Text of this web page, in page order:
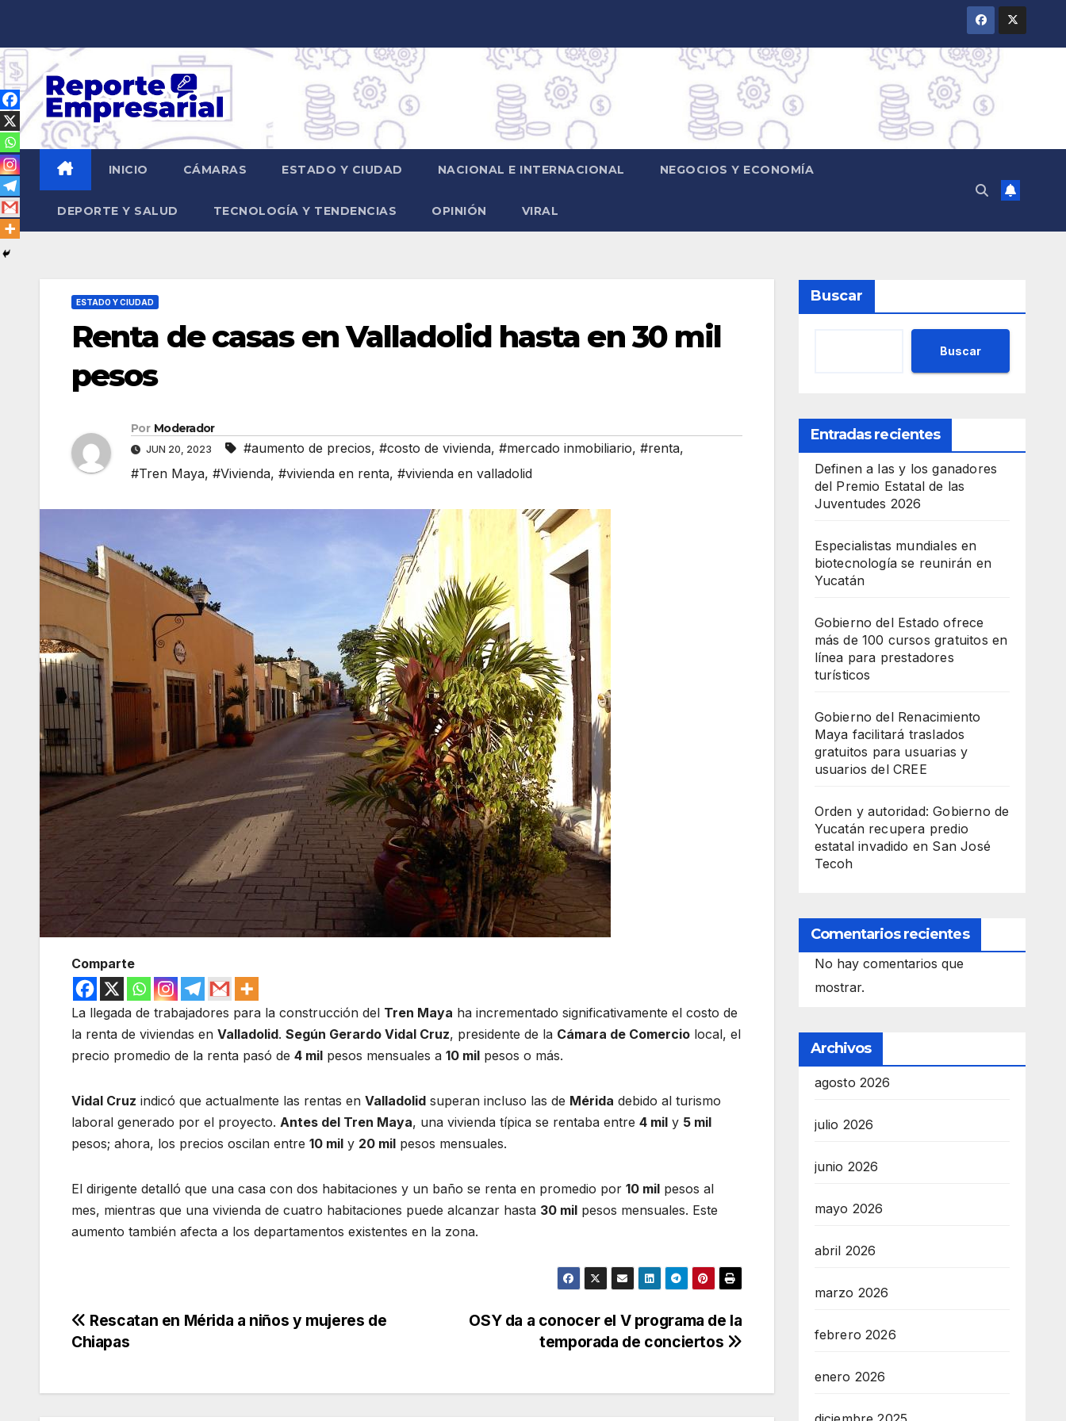
contenido
INICIO CÁMARAS ESTADO Y CIUDAD NACIONAL E INTERNACIONAL NEGOCIOS Y ECONOMÍA
DEPORTE Y SALUD TECNOLOGÍA Y TENDENCIAS OPINIÓN VIRAL
ESTADO Y CIUDAD
Renta de casas en Valladolid hasta en 30 mil
pesos
Por Moderador
JUN 20, 2023 #aumento de precios, #costo de vivienda, #mercado inmobiliario, #renta,
#Tren Maya, #Vivienda, #vivienda en renta, #vivienda en valladolid
Comparte
La llegada de trabajadores para la construcción del Tren Maya ha incrementado significativamente el costo de
la renta de viviendas en Valladolid. Según Gerardo Vidal Cruz, presidente de la Cámara de Comercio local, el
precio promedio de la renta pasó de 4 mil pesos mensuales a 10 mil pesos o más.
Vidal Cruz indicó que actualmente las rentas en Valladolid superan incluso las de Mérida debido al turismo
laboral generado por el proyecto. Antes del Tren Maya, una vivienda típica se rentaba entre 4 mil y 5 mil
pesos; ahora, los precios oscilan entre 10 mil y 20 mil pesos mensuales.
El dirigente detalló que una casa con dos habitaciones y un baño se renta en promedio por 10 mil pesos al
mes, mientras que una vivienda de cuatro habitaciones puede alcanzar hasta 30 mil pesos mensuales. Este
aumento también afecta a los departamentos existentes en la zona.
Navegación
entradas
OSY da a conocer el V programa de la
temporada de conciertos
Rescatan en Mérida a niños y mujeres de
Chiapas
Buscar
Buscar
Entradas recientes
Definen a las y los ganadores
del Premio Estatal de las
Juventudes 2026
Especialistas mundiales en
biotecnología se reunirán en
Yucatán
Gobierno del Estado ofrece
más de 100 cursos gratuitos en
línea para prestadores
turísticos
Gobierno del Renacimiento
Maya facilitará traslados
gratuitos para usuarias y
usuarios del CREE
Orden y autoridad: Gobierno de
Yucatán recupera predio
estatal invadido en San José
Tecoh
Comentarios recientes
No hay comentarios que
mostrar.
Archivos
agosto 2026
julio 2026
junio 2026
mayo 2026
abril 2026
marzo 2026
febrero 2026
enero 2026